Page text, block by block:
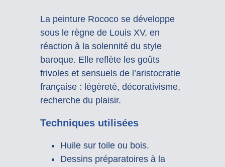
La peinture Rococo se développe
sous le règne de Louis XV, en
réaction à la solennité du style
baroque. Elle reflète les goûts
frivoles et sensuels de l’aristocratie
française : légèreté, décorativisme,
recherche du plaisir.
Techniques utilisées
Huile sur toile ou bois.
Dessins préparatoires à la